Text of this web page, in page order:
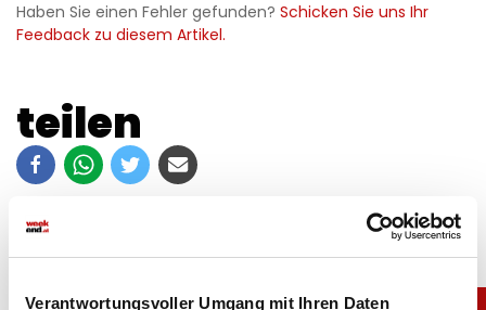
Verantwortungsvoller Umgang mit Ihren Daten
Haben Sie einen Fehler gefunden? Schicken Sie uns Ihr
Feedback zu diesem Artikel.
teilen